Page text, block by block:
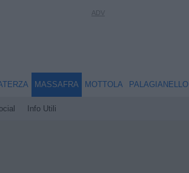
MASSAFRA
Info Utili
MOTTOLA PALAGIANELLO